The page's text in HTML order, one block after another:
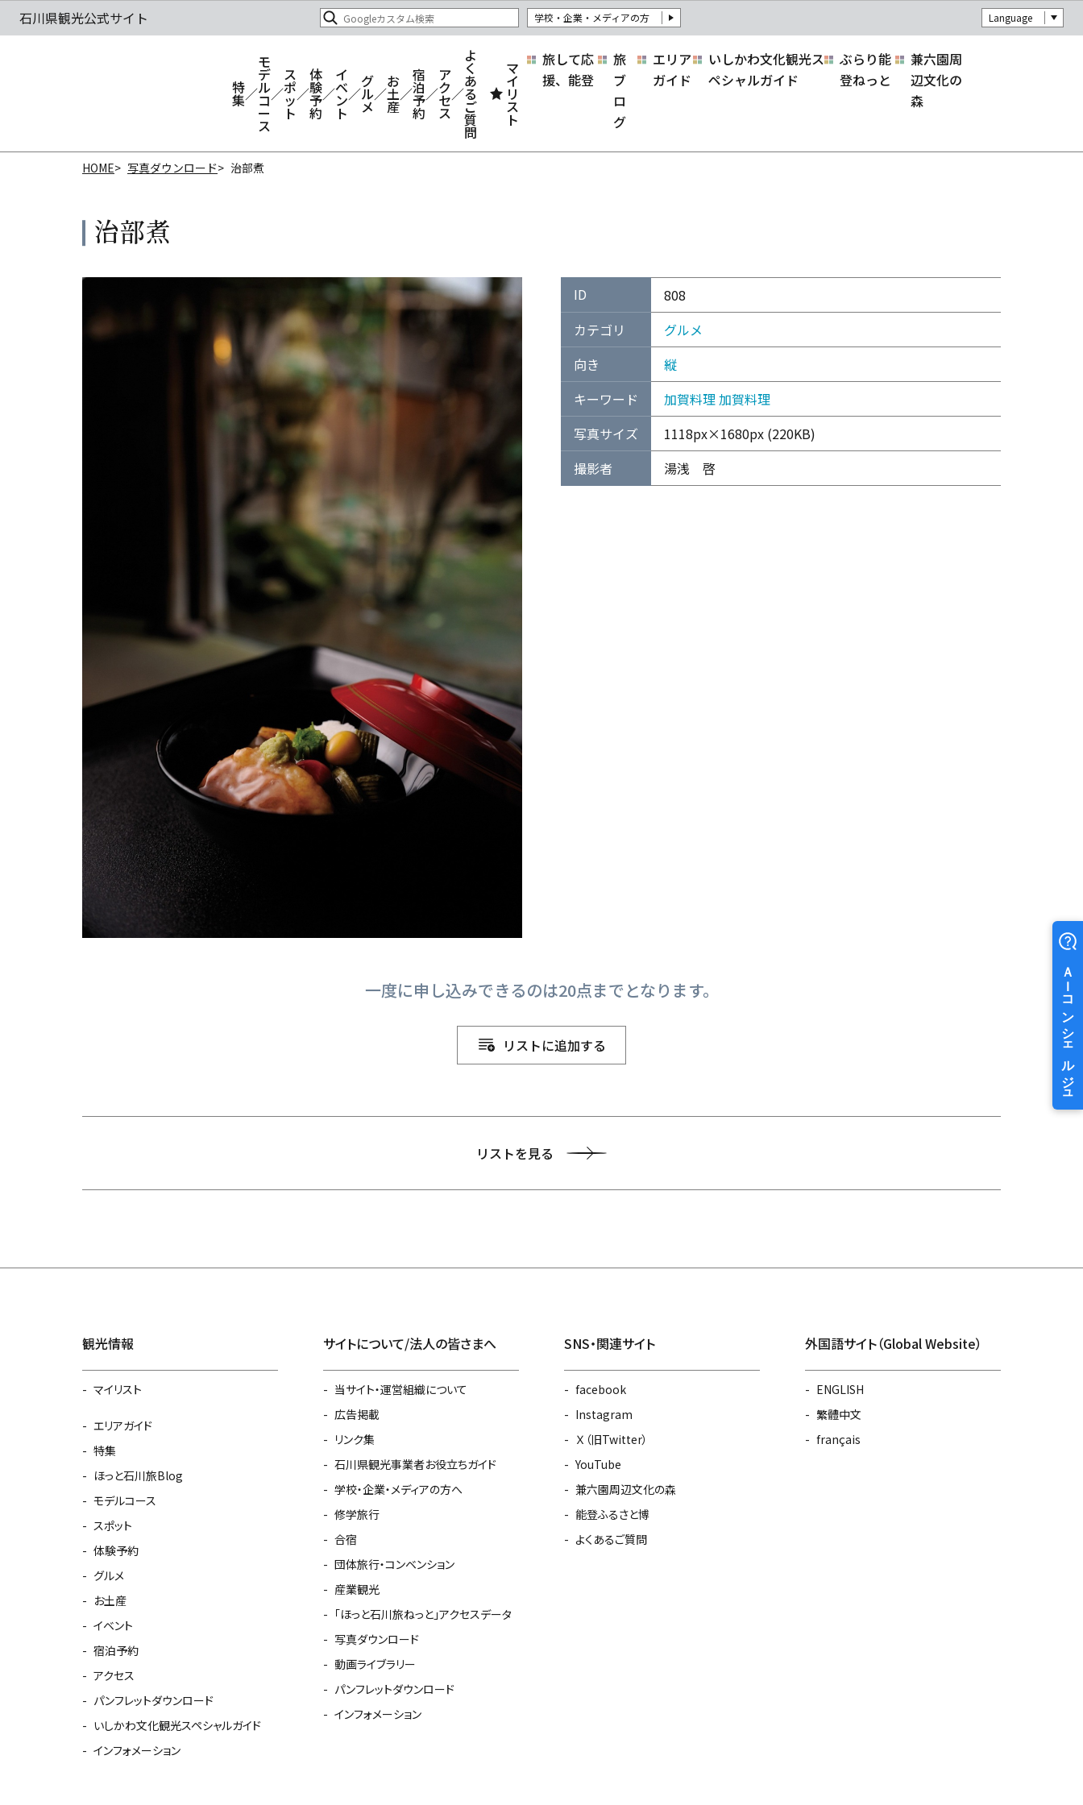
学校・企業・メディアの方 Language
特
集
モ
デ
ル
コ
ー
ス
ス
ポ
ッ
ト
体
験
予
約
イ
ベ
ン
ト
グ
ル
メ
お
土
産
宿
泊
予
約
ア
ク
セ
ス
よ
く
あ
る
ご
質
問
マ
イ
リ
ス
ト
旅して応
援、能登
旅
ブ
ロ
グ
エリア
ガイド
いしかわ文化観光ス
ペシャルガイド
ぶらり能
登ねっと
兼六園周
辺文化の
森
HOME 写真ダウンロード 治部煮
治部煮
ID
808
カテゴリ
グルメ
向き
縦
キーワード
加賀料理加賀料理
写真サイズ
1118px×1680px (220KB)
撮影者
湯浅 啓
一度に申し込みできるのは20点までとなります。
リストに追加する
リストを見る
観光情報
マイリスト
エリアガイド
特集
ほっと石川旅Blog
モデルコース
スポット
体験予約
グルメ
お土産
イベント
宿泊予約
アクセス
パンフレットダウンロード
いしかわ文化観光スペシャルガイド
インフォメーション
サイトについて/法人の皆さまへ
当サイト・運営組織について
広告掲載
リンク集
石川県観光事業者お役立ちガイド
学校・企業・メディアの方へ
修学旅行
合宿
団体旅行・コンベンション
産業観光
「ほっと石川旅ねっと」アクセスデータ
写真ダウンロード
動画ライブラリー
パンフレットダウンロード
インフォメーション
SNS・関連サイト
facebook
Instagram
Ｘ（旧Twitter）
YouTube
兼六園周辺文化の森
能登ふるさと博
よくあるご質問
外国語サイト（Global Website）
ENGLISH
繁體中文
français